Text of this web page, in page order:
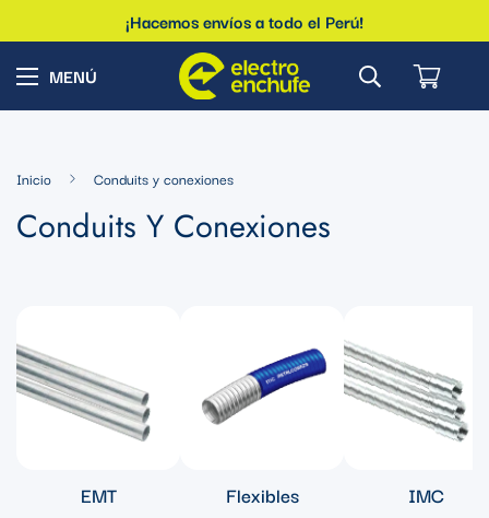
¡Hacemos envíos a todo el Perú!
Inicio Conduits y conexiones
Conduits Y Conexiones
EMT Flexibles IMC